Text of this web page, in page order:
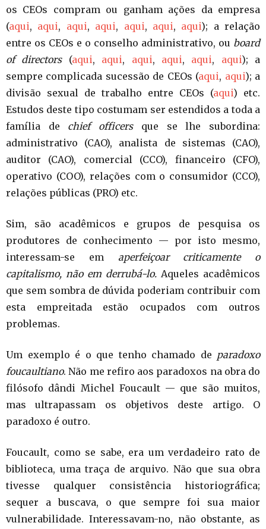
os CEOs compram ou ganham ações da empresa
(aqui, aqui, aqui, aqui, aqui, aqui, aqui); a relação
entre os CEOs e o conselho administrativo, ou board
of directors(aqui, aqui, aqui, aqui, aqui, aqui); a
sempre complicada sucessão de CEOs (aqui, aqui); a
divisão sexual de trabalho entre CEOs (aqui) etc.
Estudos deste tipo costumam ser estendidos a toda a
família de chief officersque se lhe subordina:
administrativo (CAO), analista de sistemas (CAO),
auditor (CAO), comercial (CCO), financeiro (CFO),
operativo (COO), relações com o consumidor (CCO),
relações públicas (PRO) etc.
Sim, são acadêmicos e grupos de pesquisa os
produtores de conhecimento — por isto mesmo,
interessam-se em aperfeiçoar criticamente o
capitalismo, não em derrubá-lo. Aqueles acadêmicos
que sem sombra de dúvida poderiam contribuir com
esta empreitada estão ocupados com outros
problemas.
Um exemplo é o que tenho chamado de paradoxo
foucaultiano. Não me refiro aos paradoxos na obra do
filósofo dândi Michel Foucault — que são muitos,
mas ultrapassam os objetivos deste artigo. O
paradoxo é outro.
Foucault, como se sabe, era um verdadeiro rato de
biblioteca, uma traça de arquivo. Não que sua obra
tivesse qualquer consistência historiográfica;
sequer a buscava, o que sempre foi sua maior
vulnerabilidade. Interessavam-no, não obstante, as